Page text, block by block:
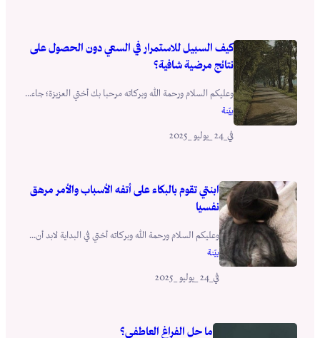
كيف السبيل للاستمرار في السعي دون الحصول على
نتائج مرضية شافية؟
وعليكم السلام ورحمة الله وبركاته مرحبا بك أختي العزيزة؛ جاء...
بيّنة
في_24 _يوليو _2025
ابنتي تقوم بالبكاء على أتفه الأسباب والأمر مرهق
نفسيا
وعليكم السلام ورحمة الله وبركاته أختي في البداية لابد أن...
بيّنة
في _24 _يوليو _2025
ما حل الفراغ العاطفي؟